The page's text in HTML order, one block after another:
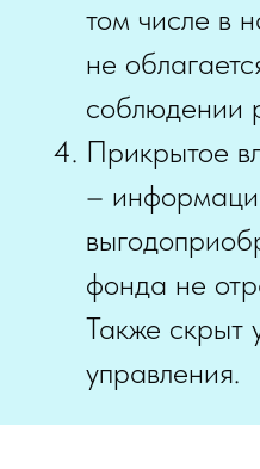
том числе в
не
соблюдении
Прикрытое
–
фонда не
Также скрыт
управления.